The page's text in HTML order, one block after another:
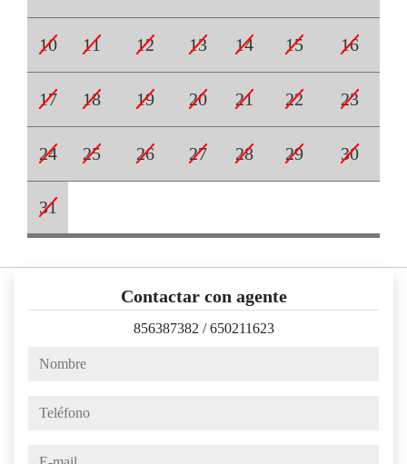
10 11 12 13 14 15 16
17 18 19 20 21 22 23
24 25 26 27 28 29 30
31
Contactar con agente
856387382 /650211623
nombre
teléfono
e-mail